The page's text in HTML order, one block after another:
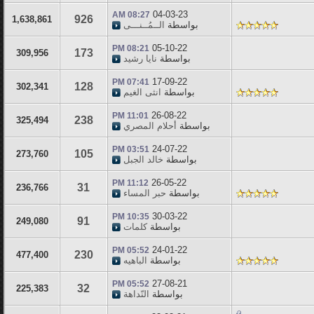
04-03-23
08:27 AM
بواسطة الــمُــنـــى 926
1,638,861
05-10-22
08:21 PM
بواسطة نايا رشيد 173
309,956
17-09-22
07:41 PM
بواسطة انثى الغيم 128
302,341
26-08-22
11:01 PM
بواسطة أحلام المصري 238
325,494
24-07-22
03:51 PM
بواسطة خالد الجبل 105
273,760
26-05-22
11:12 PM
بواسطة حبر المساء 31
236,766
30-03-22
10:35 PM
بواسطة كلمات 91
249,080
24-01-22
05:52 PM
بواسطة الباهيه 230
477,400
27-08-21
05:52 PM
بواسطة النّداهة 32
225,383